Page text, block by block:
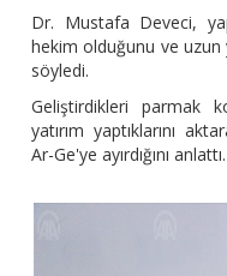
Dr. Mustafa Deveci,
hekim olduğunu ve uzun
söyledi.
Geliştirdikleri parmak
yatırım yaptıklarını
Ar-Ge'ye ayırdığını anlattı.